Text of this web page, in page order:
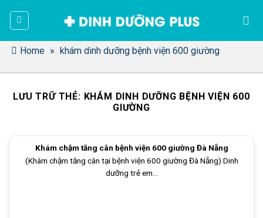
dung Home » khám dinh dưỡng bệnh viện 600 giường
LƯU TRỮ THẺ: KHÁM DINH DƯỠNG BỆNH VIỆN 600
GIƯỜNG
Khám chậm tăng cân bệnh viện 600 giường Đà Nẵng
(Khám chậm tăng cân tại bệnh viện 600 giường Đà Nẵng) Dinh
dưỡng trẻ em...